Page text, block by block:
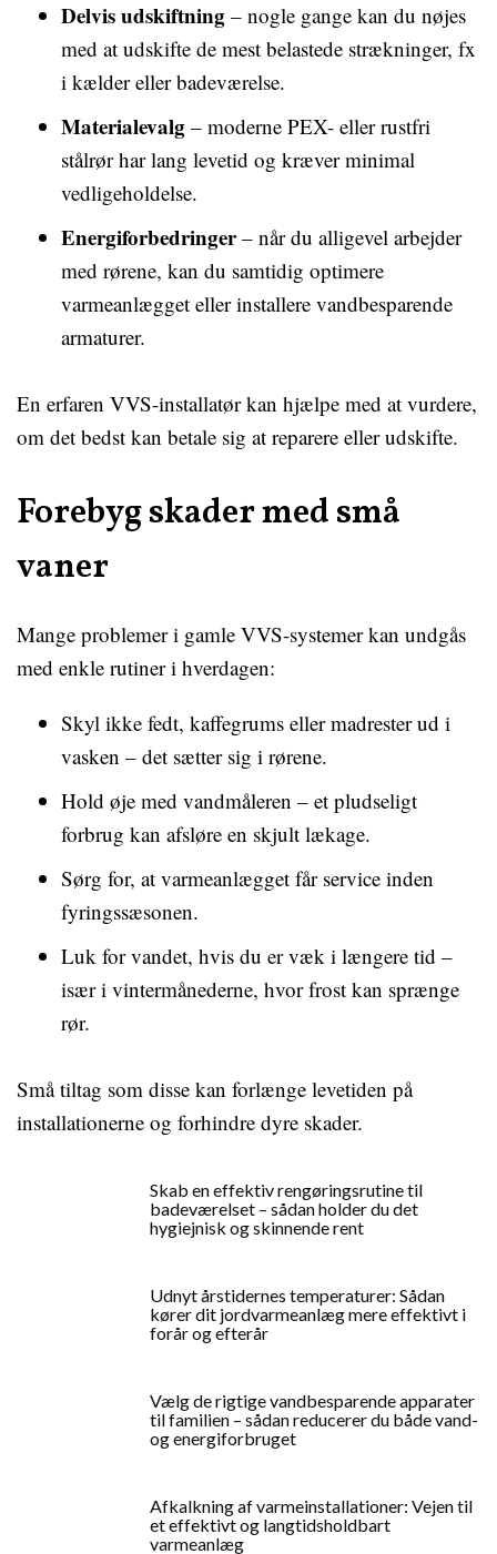
Delvis udskiftning – nogle gange kan du nøjes
med at udskifte de mest belastede strækninger, fx
i kælder eller badeværelse.
Materialevalg – moderne PEX- eller rustfri
stålrør har lang levetid og kræver minimal
vedligeholdelse.
Energiforbedringer– når du alligevel arbejder
med rørene, kan du samtidig optimere
varmeanlægget eller installere vandbesparende
armaturer.
En erfaren VVS-installatør kan hjælpe med at vurdere,
om det bedst kan betale sig at reparere eller udskifte.
Forebyg skader med små
vaner
Mange problemer i gamle VVS-systemer kan undgås
med enkle rutiner i hverdagen:
Skyl ikke fedt, kaffegrums eller madrester ud i
vasken – det sætter sig i rørene.
Hold øje med vandmåleren – et pludseligt
forbrug kan afsløre en skjult lækage.
Sørg for, at varmeanlægget får service inden
fyringssæsonen.
Luk for vandet, hvis du er væk i længere tid –
især i vintermånederne, hvor frost kan sprænge
rør.
Små tiltag som disse kan forlænge levetiden på
installationerne og forhindre dyre skader.
Skab en effektiv rengøringsrutine til
badeværelset – sådan holder du det
hygiejnisk og skinnende rent
Udnyt årstidernes temperaturer: Sådan
kører dit jordvarmeanlæg mere effektivt i
forår og efterår
Vælg de rigtige vandbesparende apparater
til familien – sådan reducerer du både vand-
og energiforbruget
Afkalkning af varmeinstallationer: Vejen til
et effektivt og langtidsholdbart
varmeanlæg